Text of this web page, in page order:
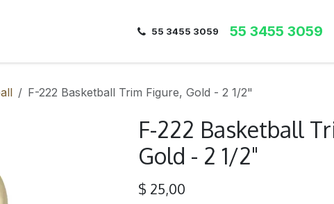
55 3455 3059 55 3455 3059
F-222 Basketball Trim Figure, Gold - 2 1/2"
F-222 Basketball
Gold - 2 1/2"
$ 25,00